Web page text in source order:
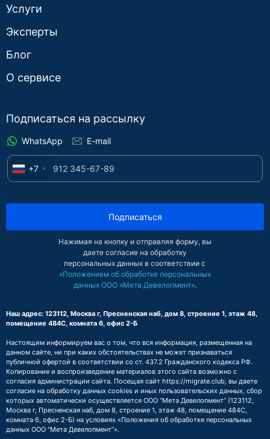
Услуги
Эксперты
Блог
О сервисе
Подписаться на рассылку
WhatsApp E-mail
+7
Подписаться
Нажимая на кнопку и отправляя форму, вы
даете согласие на обработку
персональных данных в соответствии с
«Положением об обработке персональных
данных ООО «Мета Девелопмент».
Наш адрес: 123112, Москва г, Пресненская наб, дом 8, строение 1, этаж 48,
помещение 484С, комната 6, офис 2-Б
Настоящим информируем вас о том, что вся информация, размещенная на
данном сайте, ни при каких обстоятельствах не может признаваться
публичной офертой в соответствии со ст. 437.2 Гражданского кодекса РФ.
Копирование и воспроизведение материалов этого сайта возможно с
согласия администрации сайта. Посещая сайт https://migrate.club, вы даете
согласие на обработку данных cookies и иных пользовательских данных, сбор
которых автоматически осуществляется ООО “Мета Девелопмент” (123112,
Москва г, Пресненская наб, дом 8, строение 1, этаж 48, помещение 484С,
комната 6, офис 2-Б) на условиях «Положения об обработке персональных
данных ООО “Мета Девелопмент”».